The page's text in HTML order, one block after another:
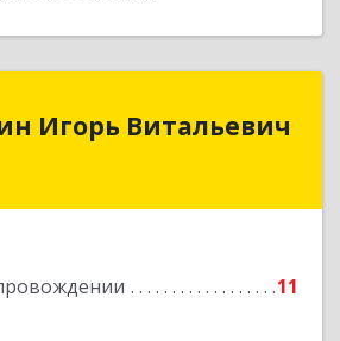
Игорь Витальевич
11
край, Мостовский р-н,